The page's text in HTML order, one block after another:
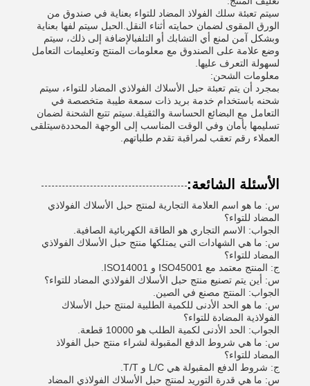
سيتم تعبئة سلك الفولاذ المضاد للتواء بعناية في صندوق من
الورق المقوى لضمان حمايته أثناء النقل.الحبل سيتم لفها بعناية
وبشكل آمن لمنع أي التشابك أو التلفبالإضافة إلى ذلك، سيتم
وضع علامة على الصندوق مع معلومات المنتج وتعليمات التعامل
لسهولة التعرف عليها.
معلومات الشحن:
بمجرد أن يتم تعبئة حبل الأسلاك الفولاذي المضاد للتواء، سيتم
شحنه باستخدام خدمة بريد ذات سمعة طيبة متخصصة في
التعامل مع البضائع الحساسة والثقيلة.سيتم تتبع الشحنة لضمان
تسليمها بأمان وفي الوقت المناسب إلى الوجهة المحددةسيتلقى
العملاء رقم تعقب لمراقبة تقدم طلباتهم.
الأسئلة الشائعة:
س: ما هو اسم العلامة التجارية لمنتج حبل الأسلاك الفولاذي
المضاد للتواء؟
الجواب: الاسم التجاري هو الطاقة الكهربائية الصافية.
س: ما هي الشهادات التي يمتلكها منتج حبل الأسلاك الفولاذي
المضاد للتواء؟
ج: المنتج معتمد مع ISO45001 و ISO14001.
س: أين يتم تصنيع منتج حبل الأسلاك الفولاذي المضاد للتواء؟
الجواب: المنتج مصنع في الصين.
س: ما هو الحد الأدنى للكمية الطلبية لمنتج حبل الأسلاك
الفولاذية المضادة للتواء؟
الجواب: الحد الأدنى لكمية الطلب هو 10000 قطعة.
س: ما هي شروط الدفع المقبولة لشراء منتج حبل الفولاذ
المضاد للتواء؟
ج: شروط الدفع المقبولة هي L/C و T/T.
س: ما هي قدرة التوريد لمنتج حبل الأسلاك الفولاذي المضاد